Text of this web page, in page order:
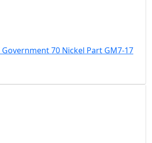
Government 70 Nickel Part GM7-17